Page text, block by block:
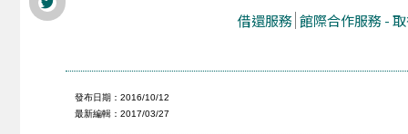
借還服務 館際合作服務 -
發布日期：2016/10/12
最新編輯：2017/03/27